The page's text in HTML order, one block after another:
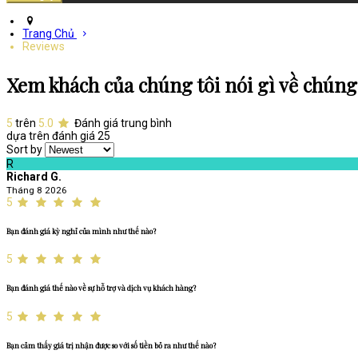
Trang Chủ
Reviews
Xem khách của chúng tôi nói gì về
5 trên 5.0
Đánh giá trung bình
dựa trên đánh giá 25
Sort by
R
Richard G.
Tháng 8 2026
5
Bạn đánh giá kỳ nghỉ của mình như thế nào?
5
Bạn đánh giá thế nào về sự hỗ trợ và dịch vụ khách hàng?
5
Bạn cảm thấy giá trị nhận được so với số tiền bỏ ra như thế nào?